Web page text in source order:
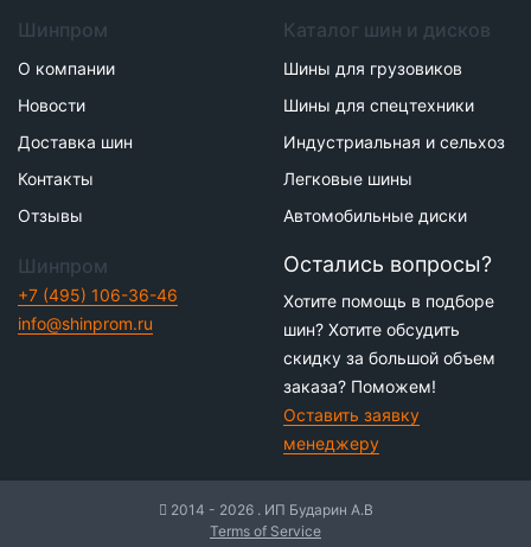
Шинпром
О компании
Новости
Доставка шин
Контакты
Отзывы
Каталог шин и дисков
Шины для грузовиков
Шины для спецтехники
Индустриальная и сельхоз
Легковые шины
Автомобильные диски
Шинпром
+7 (495) 106-36-46
info@shinprom.ru
Остались вопросы?
Хотите помощь в подборе
шин? Хотите обсудить
скидку за большой объем
заказа? Поможем!
Оставить заявку
менеджеру
2014 - 2026 . ИП Бударин А.В
Terms of Service